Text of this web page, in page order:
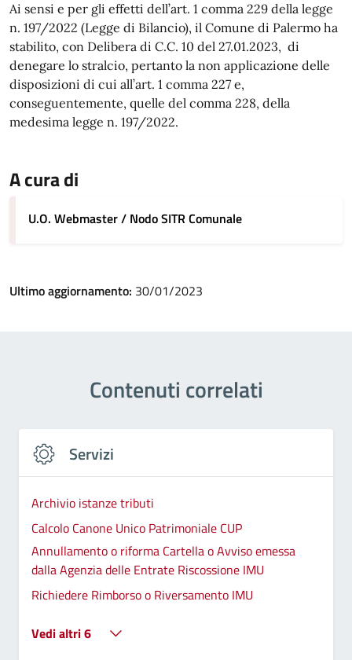
Ai sensi e per gli effetti dell’art. 1 comma 229 della legge
n. 197/2022 (Legge di Bilancio), il Comune di Palermo ha
stabilito, con Delibera di C.C. 10 del 27.01.2023, di
denegare lo stralcio, pertanto la non applicazione delle
disposizioni di cui all’art. 1 comma 227 e,
conseguentemente, quelle del comma 228, della
medesima legge n. 197/2022.
A cura di
U.O. Webmaster / Nodo SITR Comunale
Ultimo aggiornamento: 30/01/2023
Contenuti correlati
Servizi
Archivio istanze tributi
Calcolo Canone Unico Patrimoniale CUP
Annullamento o riforma Cartella o Avviso emessa
dalla Agenzia delle Entrate Riscossione IMU
Richiedere Rimborso o Riversamento IMU
Vedi altri 6